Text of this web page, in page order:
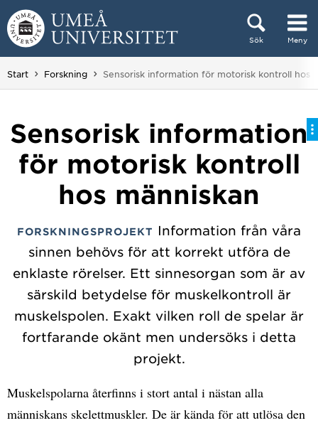
Hoppa direkt till innehållet
Sök Meny
Huvudmenyn dold.
Start Forskning Du är här:
Sensorisk information för motorisk kontroll hos
Sensorisk information
för motorisk kontroll
hos människan
FORSKNINGSPROJEKT Information från våra
sinnen behövs för att korrekt utföra de
enklaste rörelser. Ett sinnesorgan som är av
särskild betydelse för muskelkontroll är
muskelspolen. Exakt vilken roll de spelar är
fortfarande okänt men undersöks i detta
projekt.
Muskelspolarna återfinns i stort antal i nästan alla
människans skelettmuskler. De är kända för att utlösa den